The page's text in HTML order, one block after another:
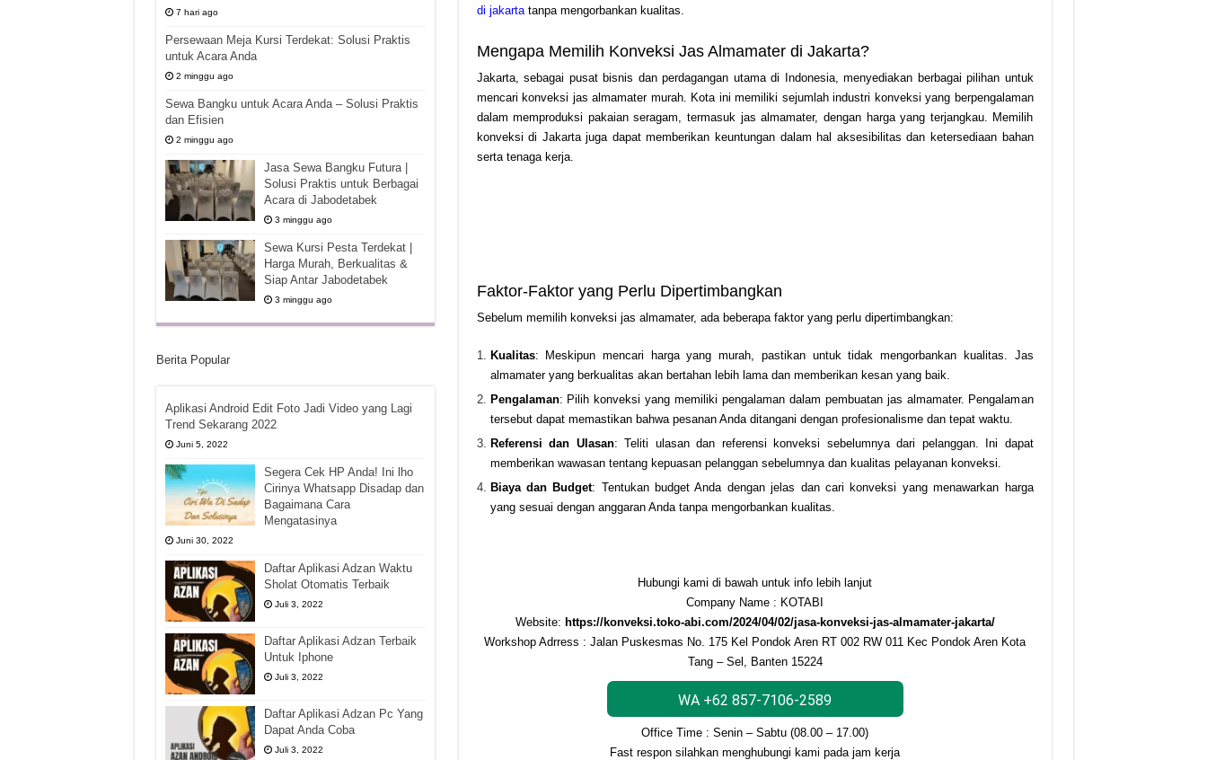
di jakartatanpa mengorbankan kualitas.
Mengapa Memilih Konveksi Jas Almamater di Jakarta?
Jakarta, sebagai pusat bisnis dan perdagangan utama di Indonesia, menyediakan berbagai pilihan untuk
mencari konveksi jas almamater murah. Kota ini memiliki sejumlah industri konveksi yang berpengalaman
dalam memproduksi pakaian seragam, termasuk jas almamater, dengan harga yang terjangkau. Memilih
konveksi di Jakarta juga dapat memberikan keuntungan dalam hal aksesibilitas dan ketersediaan bahan
serta tenaga kerja.
Faktor-Faktor yang Perlu Dipertimbangkan
Sebelum memilih konveksi jas almamater, ada beberapa faktor yang perlu dipertimbangkan:
Kualitas: Meskipun mencari harga yang murah, pastikan untuk tidak mengorbankan kualitas. Jas
almamater yang berkualitas akan bertahan lebih lama dan memberikan kesan yang baik.
Pengalaman: Pilih konveksi yang memiliki pengalaman dalam pembuatan jas almamater. Pengalaman
tersebut dapat memastikan bahwa pesanan Anda ditangani dengan profesionalisme dan tepat waktu.
Referensi dan Ulasan: Teliti ulasan dan referensi konveksi sebelumnya dari pelanggan. Ini dapat
memberikan wawasan tentang kepuasan pelanggan sebelumnya dan kualitas pelayanan konveksi.
Biaya dan Budget: Tentukan budget Anda dengan jelas dan cari konveksi yang menawarkan harga
yang sesuai dengan anggaran Anda tanpa mengorbankan kualitas.
Hubungi kami di bawah untuk info lebih lanjut
Company Name : KOTABI
Website: https://konveksi.toko-abi.com/2024/04/02/jasa-konveksi-jas-almamater-jakarta/
Workshop Adrress : Jalan Puskesmas No. 175 Kel Pondok Aren RT 002 RW 011 Kec Pondok Aren Kota
Tang – Sel, Banten 15224
WA +62 857-7106-2589
Office Time : Senin – Sabtu (08.00 – 17.00)
Fast respon silahkan menghubungi kami pada jam kerja
7 hari ago
Persewaan Meja Kursi Terdekat: Solusi Praktis
untuk Acara Anda
2 minggu ago
Sewa Bangku untuk Acara Anda – Solusi Praktis
dan Efisien
2 minggu ago
Jasa Sewa Bangku Futura |
Solusi Praktis untuk Berbagai
Acara di Jabodetabek
3 minggu ago
Sewa Kursi Pesta Terdekat |
Harga Murah, Berkualitas &
Siap Antar Jabodetabek
3 minggu ago
Berita Popular
Aplikasi Android Edit Foto Jadi Video yang Lagi
Trend Sekarang 2022
Juni 5, 2022
Segera Cek HP Anda! Ini lho
Cirinya Whatsapp Disadap dan
Bagaimana Cara
Mengatasinya
Juni 30, 2022
Daftar Aplikasi Adzan Waktu
Sholat Otomatis Terbaik
Juli 3, 2022
Daftar Aplikasi Adzan Terbaik
Untuk Iphone
Juli 3, 2022
Daftar Aplikasi Adzan Pc Yang
Dapat Anda Coba
Juli 3, 2022